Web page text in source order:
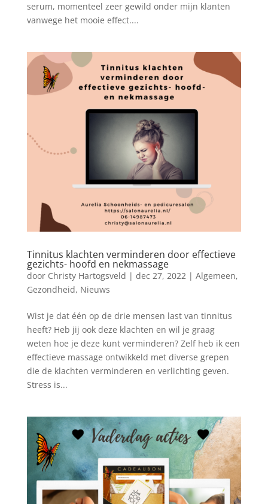
serum, momenteel zeer gewild onder mijn klanten
vanwege het mooie effect....
Tinnitus klachten verminderen door effectieve
gezichts- hoofd en nekmassage
door Christy Hartogsveld | dec 27, 2022| Algemeen,
Gezondheid, Nieuws
Wist je dat één op de drie mensen last van tinnitus
heeft? Heb jij ook deze klachten en wil je graag
weten hoe je deze kunt verminderen? Zelf heb ik een
effectieve massage ontwikkeld met diverse grepen
die de klachten verminderen en verlichting geven.
Stress is...